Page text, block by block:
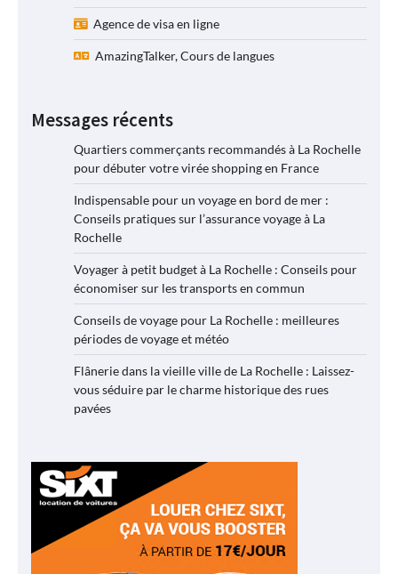
Agence de visa en ligne
AmazingTalker, Cours de langues
Messages récents
Quartiers commerçants recommandés à La Rochelle
pour débuter votre virée shopping en France
Indispensable pour un voyage en bord de mer :
Conseils pratiques sur l’assurance voyage à La
Rochelle
Voyager à petit budget à La Rochelle : Conseils pour
économiser sur les transports en commun
Conseils de voyage pour La Rochelle : meilleures
périodes de voyage et météo
Flânerie dans la vieille ville de La Rochelle : Laissez-
vous séduire par le charme historique des rues
pavées